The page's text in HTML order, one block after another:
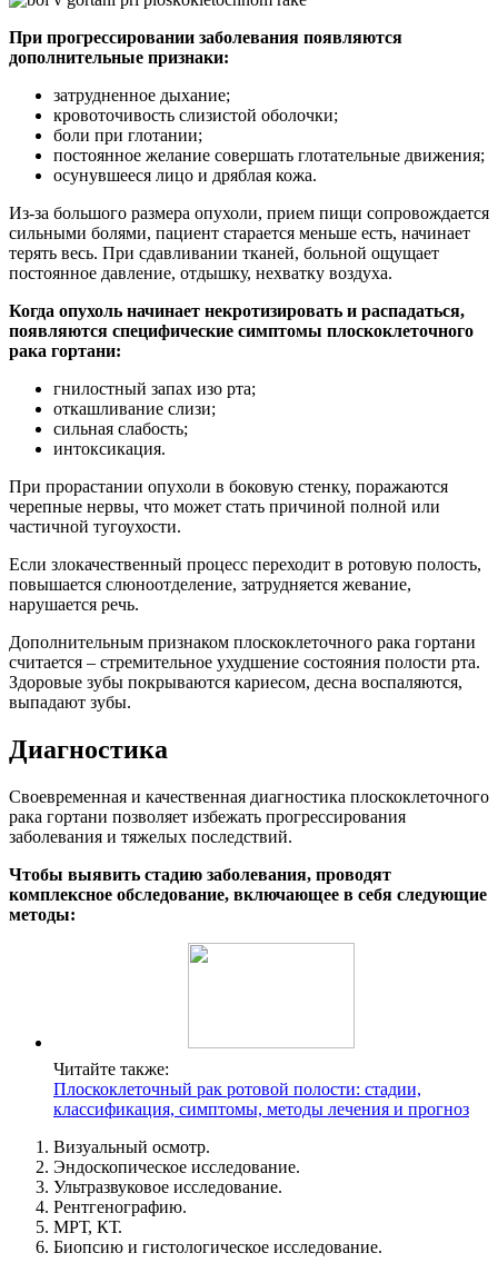
При прогрессировании заболевания появляются
дополнительные признаки:
затрудненное дыхание;
кровоточивость слизистой оболочки;
боли при глотании;
постоянное желание совершать глотательные движения;
осунувшееся лицо и дряблая кожа.
Из-за большого размера опухоли, прием пищи сопровождается
сильными болями, пациент старается меньше есть, начинает
терять весь. При сдавливании тканей, больной ощущает
постоянное давление, отдышку, нехватку воздуха.
Когда опухоль начинает некротизировать и распадаться,
появляются специфические симптомы плоскоклеточного
рака гортани:
гнилостный запах изо рта;
откашливание слизи;
сильная слабость;
интоксикация.
При прорастании опухоли в боковую стенку, поражаются
черепные нервы, что может стать причиной полной или
частичной тугоухости.
Если злокачественный процесс переходит в ротовую полость,
повышается слюноотделение, затрудняется жевание,
нарушается речь.
Дополнительным признаком плоскоклеточного рака гортани
считается – стремительное ухудшение состояния полости рта.
Здоровые зубы покрываются кариесом, десна воспаляются,
выпадают зубы.
Диагностика
Своевременная и качественная диагностика плоскоклеточного
рака гортани позволяет избежать прогрессирования
заболевания и тяжелых последствий.
Чтобы выявить стадию заболевания, проводят
комплексное обследование, включающее в себя следующие
методы:
Читайте также:
Плоскоклеточный рак ротовой полости: стадии,
классификация, симптомы, методы лечения и прогноз
Визуальный осмотр.
Эндоскопическое исследование.
Ультразвуковое исследование.
Рентгенографию.
МРТ, КТ.
Биопсию и гистологическое исследование.